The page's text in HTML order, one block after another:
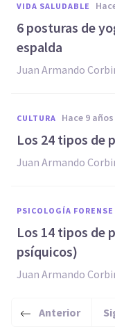
VIDA SALUDABLE
​6 posturas de
espalda
Juan Armando
CULTURA hace 9 años
Los 24 tipos de
Juan Armando
PSICOLOGÍA
Los 14 tipos de
psíquicos)
Juan Armando
Anterior